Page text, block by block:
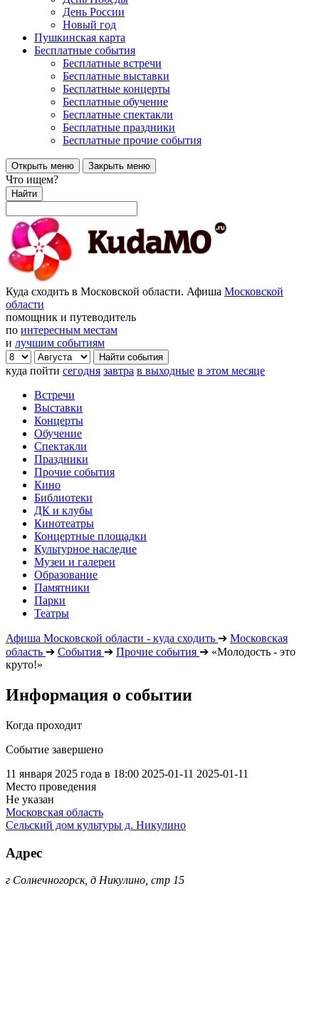
День России
Новый год
Пушкинская карта
Бесплатные события
Бесплатные встречи
Бесплатные выставки
Бесплатные концерты
Бесплатные обучение
Бесплатные спектакли
Бесплатные праздники
Бесплатные прочие события
Открыть меню Закрыть меню
Что ищем?
Найти
Куда сходить в Московской области. Афиша Московской
области
помощник и путеводитель
по интересным местам
и лучшим событиям
куда пойти сегодня завтра в выходные в этом месяце
Встречи
Выставки
Концерты
Обучение
Спектакли
Праздники
Прочие события
Кино
Библиотеки
ДК и клубы
Кинотеатры
Концертные площадки
Культурное наследие
Музеи и галереи
Образование
Памятники
Парки
Театры
Афиша Московской области - куда сходить ➔ Московская
область ➔ События ➔ Прочие события ➔ «Молодость - это
круто!»
Информация о событии
Когда проходит
Событие завершено
11 января 2025 года в 18:00 2025-01-11 2025-01-11
Место проведения
Не указан
Московская область
Сельский дом культуры д. Никулино
Адрес
г Солнечногорск, д Никулино, стр 15